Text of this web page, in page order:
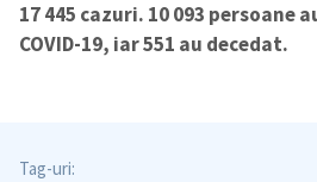
17 445 cazuri. 10 093 persoane
COVID-19, iar 551 au decedat.
Tag-uri: